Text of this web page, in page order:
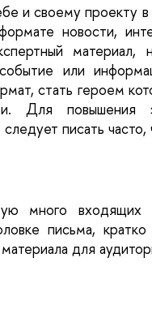
и своему
новости,
материал,
событие или
стать героем
Для повышения
писать
много
письма,
для